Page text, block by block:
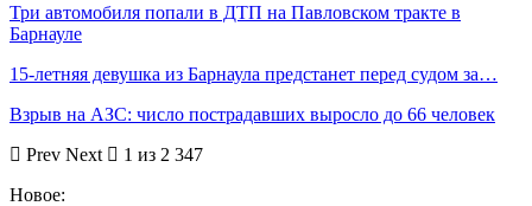
Три автомобиля попали в ДТП на Павловском тракте в
Барнауле
15-летняя девушка из Барнаула предстанет перед судом за…
Взрыв на АЗС: число пострадавших выросло до 66 человек
Prev Next
1 из 2 347
Новое: